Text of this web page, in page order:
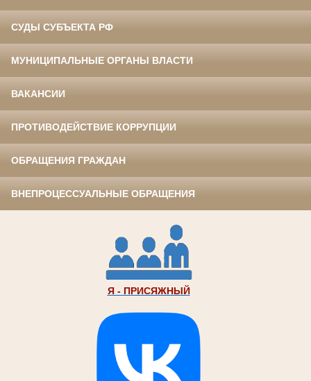
СУДЫ СУБЪЕКТА РФ
МУНИЦИПАЛЬНЫЕ ОРГАНЫ ВЛАСТИ
ВАКАНСИИ
ПРОТИВОДЕЙСТВИЕ КОРРУПЦИИ
ОБРАЩЕНИЯ ГРАЖДАН
ВНЕПРОЦЕССУАЛЬНЫЕ ОБРАЩЕНИЯ
Я - ПРИСЯЖНЫЙ